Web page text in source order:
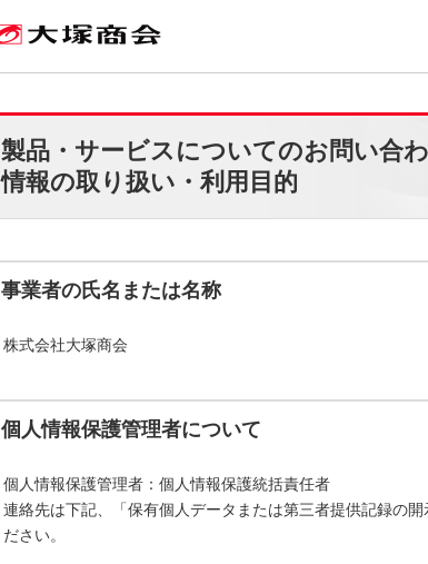
製品・サービスについてのお問い合
情報の取り扱い・利用目的
事業者の氏名または名称
株式会社大塚商会
個人情報保護管理者について
個人情報保護管理者：個人情報保護統括責任者
連絡先は下記、「保有個人データまたは第三者提供記録の
ださい。